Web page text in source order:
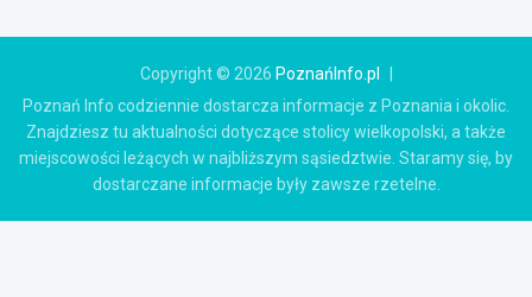
Copyright © 2026 PoznańInfo.pl
Poznań Info codziennie dostarcza informacje z Poznania i okolic.
Znajdziesz tu aktualności dotyczące stolicy wielkopolski, a także
miejscowości leżących w najbliższym sąsiedztwie. Staramy się, by
dostarczane informacje były zawsze rzetelne.